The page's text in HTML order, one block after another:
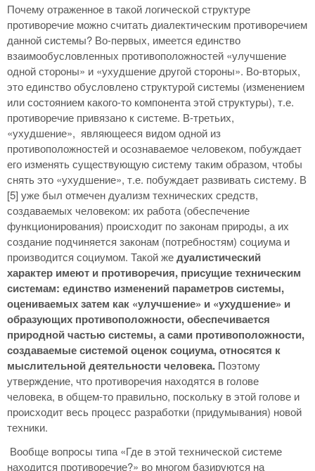
Почему отраженное в такой логической структуре
противоречие можно считать диалектическим противоречием
данной системы? Во-первых, имеется единство
взаимообусловленных противоположностей «улучшение
одной стороны» и «ухудшение другой стороны». Во-вторых,
это единство обусловлено структурой системы (изменением
или состоянием какого-то компонента этой структуры), т.е.
противоречие привязано к системе. В-третьих,
«ухудшение», являющееся видом одной из
противоположностей и осознаваемое человеком, побуждает
его изменять существующую систему таким образом, чтобы
снять это «ухудшение», т.е. побуждает развивать систему. В
[5] уже был отмечен дуализм технических средств,
создаваемых человеком: их работа (обеспечение
функционирования) происходит по законам природы, а их
создание подчиняется законам (потребностям) социума и
производится социумом. Такой жедуалистический
характер имеют и противоречия, присущие техническим
системам: единство изменений параметров системы,
оцениваемых затем как «улучшение» и «ухудшение» и
образующих противоположности, обеспечивается
природной частью системы, а сами противоположности,
создаваемые системой оценок социума, относятся к
мыслительной деятельности человека. Поэтому
утверждение, что противоречия находятся в голове
человека, в общем-то правильно, поскольку в этой голове и
происходит весь процесс разработки (придумывания) новой
техники.
Вообще вопросы типа «Где в этой технической системе
находится противоречие?» во многом базируются на